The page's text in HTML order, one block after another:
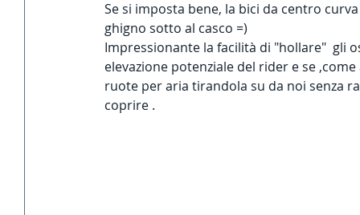
Se si imposta bene, la bici da centro
ghigno sotto al casco =)
Impressionante la facilità di "hollare"  gli
elevazione potenziale del rider e se
ruote per aria tirandola su da noi senza
coprire .